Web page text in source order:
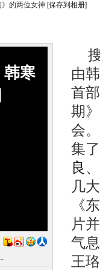
》的两位女神 [保存到相册]
韩寒
搜
由
首
期
会
集了
良 、
几
《
片
气
王